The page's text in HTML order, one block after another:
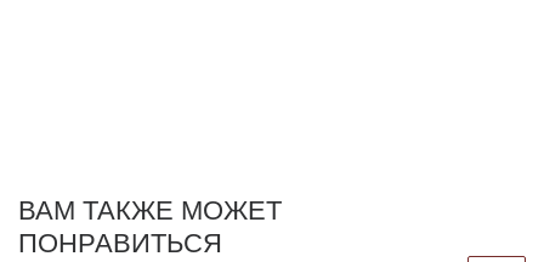
ВАМ ТАКЖЕ МОЖЕТ
ПОНРАВИТЬСЯ